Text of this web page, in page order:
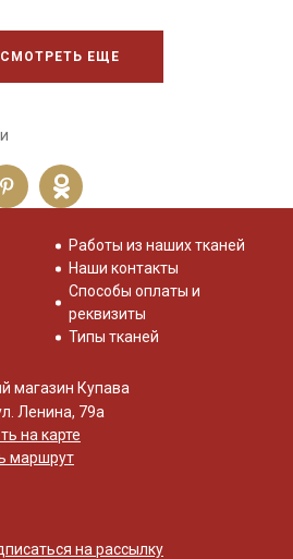
ЕЩЕ
Работы из наших тканей
Наши контакты
Способы оплаты и
реквизиты
Типы тканей
магазин Купава
Ленина, 79а
на карте
маршрут
на рассылку